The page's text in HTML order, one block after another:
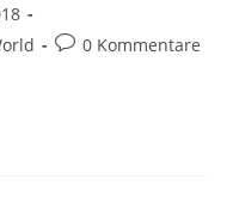
0 Kommentare